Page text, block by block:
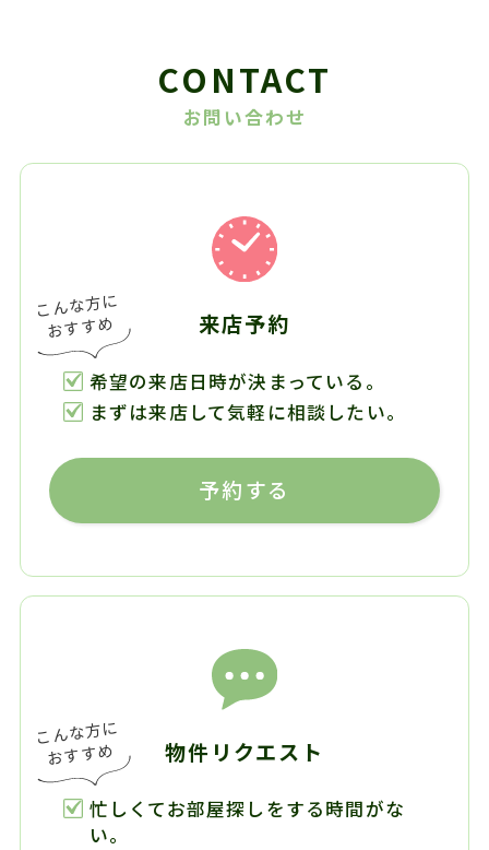
CONTACT
お問い合わせ
来店予約
希望の来店日時が決まっている。
まずは来店して気軽に相談したい。
予約する
物件リクエスト
忙しくてお部屋探しをする時間がな
い。